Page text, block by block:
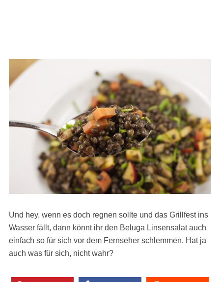
Und hey, wenn es doch regnen sollte und das Grillfest ins
Wasser fällt, dann könnt ihr den Beluga Linsensalat auch
einfach so für sich vor dem Fernseher schlemmen. Hat ja
auch was für sich, nicht wahr?